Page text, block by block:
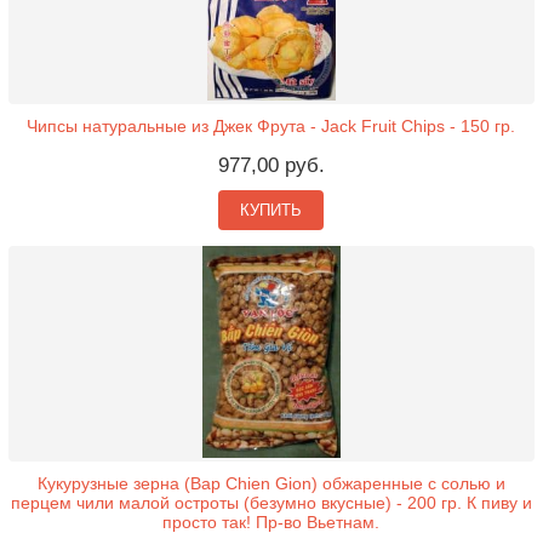
Чипсы натуральные из Джек Фрута - Jack Fruit Chips - 150 гр.
977,00 руб.
КУПИТЬ
Кукурузные зерна (Bap Chien Gion) обжаренные с солью и
перцем чили малой остроты (безумно вкусные) - 200 гр. К пиву и
просто так! Пр-во Вьетнам.